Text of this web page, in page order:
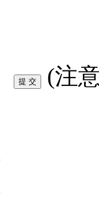
(注